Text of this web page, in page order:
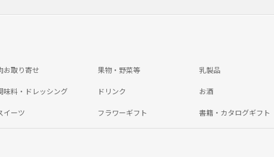
お取り寄せ 果物・野菜等 乳製品
味料・ドレッシング ドリンク お酒
イーツ フラワーギフト 書籍・カタログギフト